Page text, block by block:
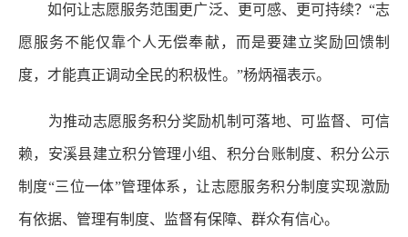
如何让志愿服务范围更广泛、更可感、更可持续？“志
愿服务不能仅靠个人无偿奉献，而是要建立奖励回馈制
度，才能真正调动全民的积极性。”杨炳福表示。
为推动志愿服务积分奖励机制可落地、可监督、可信
赖，安溪县建立积分管理小组、积分台账制度、积分公示
制度“三位一体”管理体系，让志愿服务积分制度实现激励
有依据、管理有制度、监督有保障、群众有信心。